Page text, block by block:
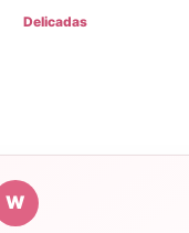
Delicadas
W